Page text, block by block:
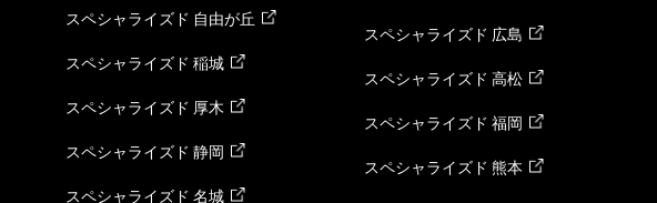
スペシャライズド 自由が丘
スペシャライズド 稲城
スペシャライズド 厚木
スペシャライズド 静岡
スペシャライズド 名城
スペシャライズド 広島
スペシャライズド 高松
スペシャライズド 福岡
スペシャライズド 熊本